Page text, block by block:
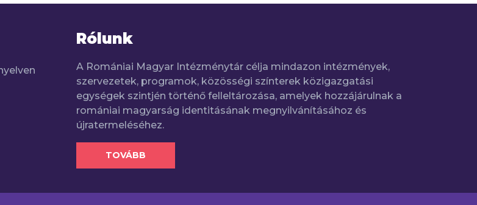
Rólunk
A Romániai Magyar Intézménytár célja mindazon intézmények,
szervezetek, programok, közösségi színterek közigazgatási
egységek szintjén történő felleltározása, amelyek hozzájárulnak a
romániai magyarság identitásának megnyilvánításához és
újratermeléséhez.
TOVÁBB